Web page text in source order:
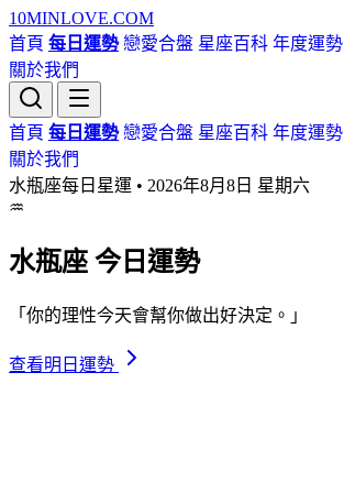
10MINLOVE.COM
首頁 每日運勢 戀愛合盤 星座百科 年度運勢
關於我們
首頁 每日運勢 戀愛合盤 星座百科 年度運勢
關於我們
水瓶座每日星運 • 2026年8月8日 星期六
♒
水瓶座 今日運勢
「你的理性今天會幫你做出好決定。」
查看明日運勢